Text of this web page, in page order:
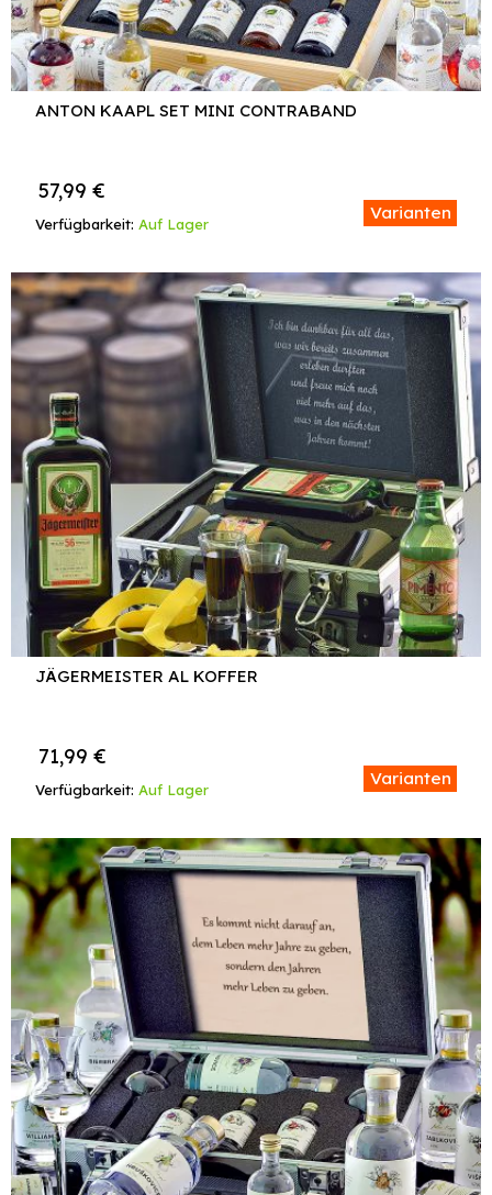
ANTON KAAPL SET MINI CONTRABAND
Verfügbarkeit: Auf Lager
Varianten
57,99 €
JÄGERMEISTER AL KOFFER
Verfügbarkeit: Auf Lager
Varianten
71,99 €